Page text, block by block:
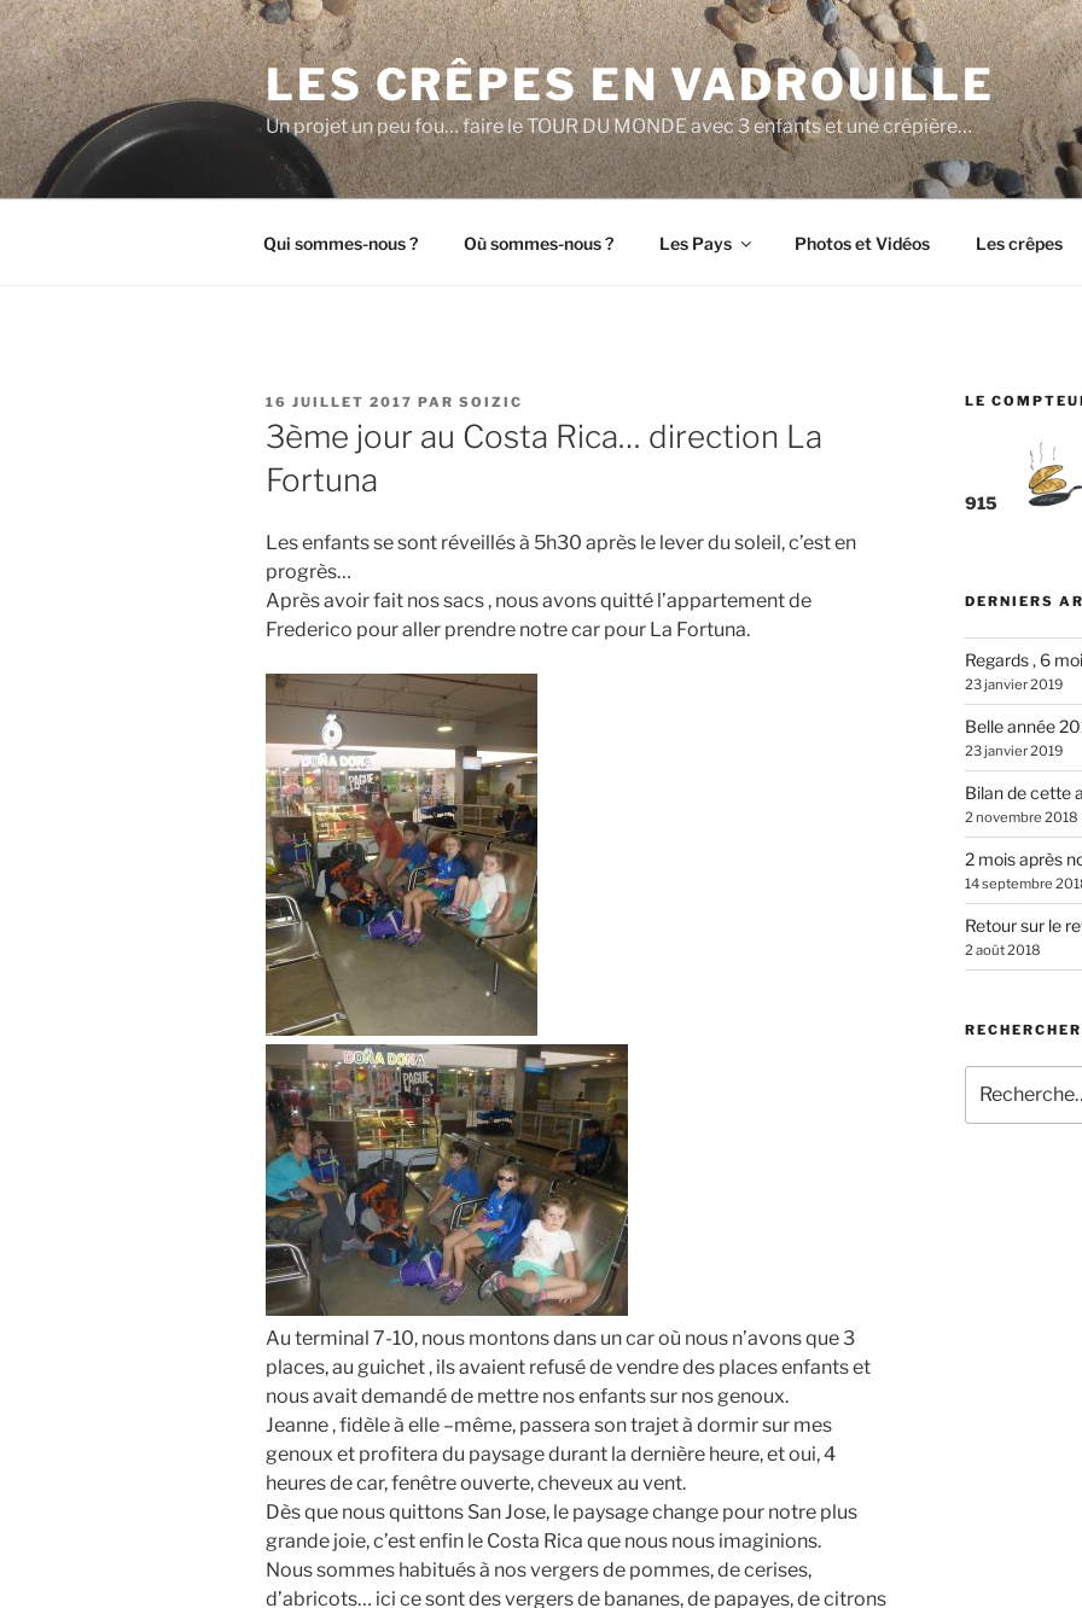
Aller
au
contenu
principal
LES CRÊPES EN VADROUILLE
Un projet un peu fou… faire le TOUR DU MONDE avec 3 enfants et une crêpière…
Qui sommes-nous ? Où sommes-nous ? Les Pays Photos et Vidéos Les crêpes
PUBLIÉ
LE
16 JUILLET 2017 PAR SOIZIC
3ème jour au Costa Rica… direction La
Fortuna
Les enfants se sont réveillés à 5h30 après le lever du soleil, c’est en
progrès…
Après avoir fait nos sacs , nous avons quitté l’appartement de
Frederico pour aller prendre notre car pour La Fortuna.
Au terminal 7-10, nous montons dans un car où nous n’avons que 3
places, au guichet , ils avaient refusé de vendre des places enfants et
nous avait demandé de mettre nos enfants sur nos genoux.
Jeanne , fidèle à elle –même, passera son trajet à dormir sur mes
genoux et profitera du paysage durant la dernière heure, et oui, 4
heures de car, fenêtre ouverte, cheveux au vent.
Dès que nous quittons San Jose, le paysage change pour notre plus
grande joie, c’est enfin le Costa Rica que nous nous imaginions.
Nous sommes habitués à nos vergers de pommes, de cerises,
d’abricots… ici ce sont des vergers de bananes, de papayes, de citrons
LE
915
DERNIERS
Regards , 6
23 janvier 2019
Belle année
23 janvier 2019
Bilan de cette
2 novembre 2018
2 mois après
14 septembre
Retour sur le
2 août 2018
RECHERCHER
pour
: